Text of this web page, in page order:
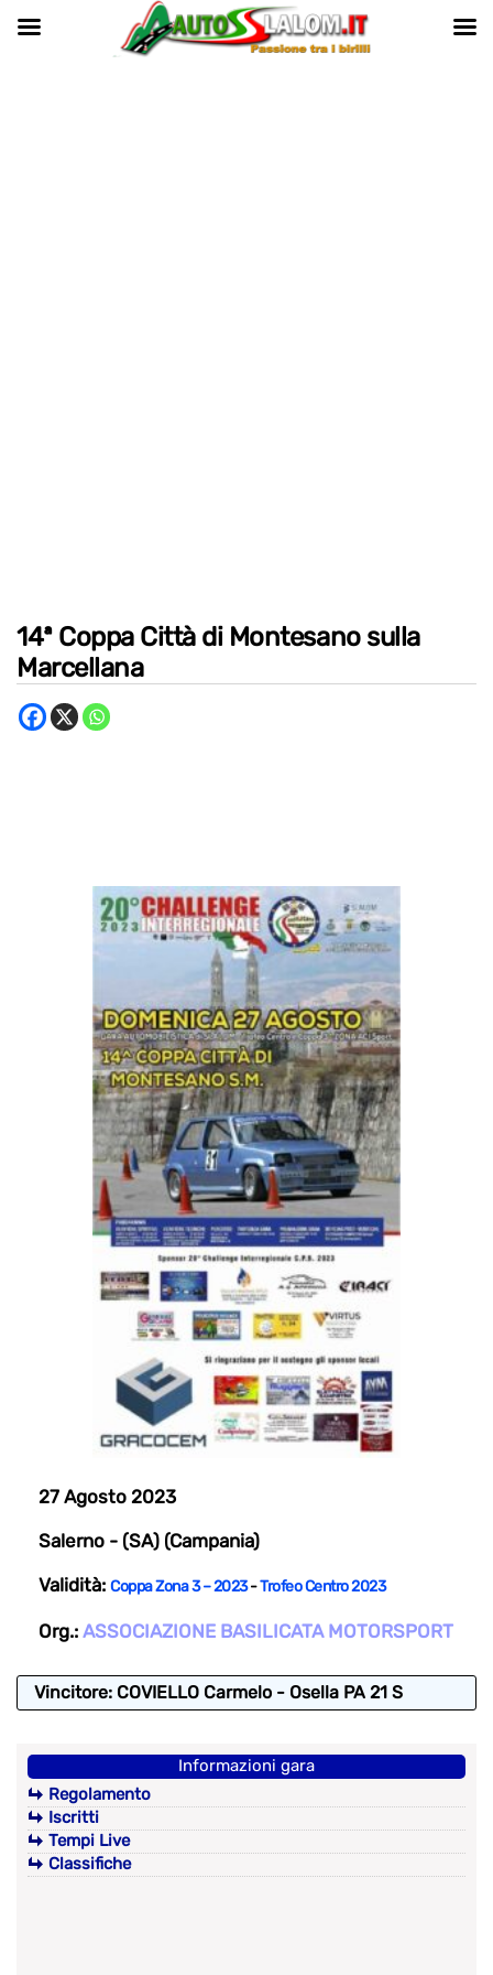
14ª Coppa Città di Montesano sulla
Marcellana
27 Agosto 2023
Salerno - (SA) (Campania)
Validità: Coppa Zona 3 – 2023-Trofeo Centro 2023
Org.: ASSOCIAZIONE BASILICATA MOTORSPORT
Vincitore: COVIELLO Carmelo - Osella PA 21 S
Informazioni gara
Regolamento
Iscritti
Tempi Live
Classifiche